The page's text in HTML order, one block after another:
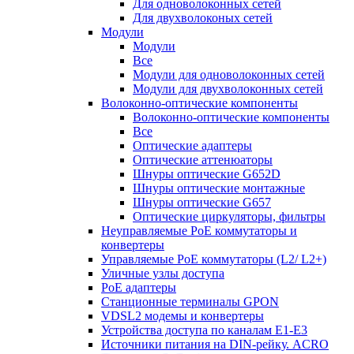
Для одноволоконных сетей
Для двухволоконых сетей
Модули
Модули
Все
Модули для одноволоконных сетей
Модули для двухволоконных сетей
Волоконно-оптические компоненты
Волоконно-оптические компоненты
Все
Оптические адаптеры
Оптические аттенюаторы
Шнуры оптические G652D
Шнуры оптические монтажные
Шнуры оптические G657
Оптические циркуляторы, фильтры
Неуправляемые PoE коммутаторы и
конвертеры
Управляемые PoE коммутаторы (L2/ L2+)
Уличные узлы доступа
PoE адаптеры
Станционные терминалы GPON
VDSL2 модемы и конвертеры
Устройства доступа по каналам E1-E3
Источники питания на DIN-рейку. ACRO